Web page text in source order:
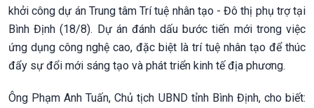
khởi công dự án Trung tâm Trí tuệ nhân tạo - Đô thị phụ trợ tại
Bình Định (18/8). Dự án đánh dấu bước tiến mới trong việc
ứng dụng công nghệ cao, đặc biệt là trí tuệ nhân tạo để thúc
đẩy sự đổi mới sáng tạo và phát triển kinh tế địa phương.
Ông Phạm Anh Tuấn, Chủ tịch UBND tỉnh Bình Định, cho biết: